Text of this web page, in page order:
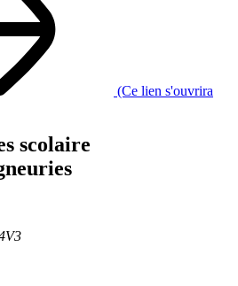
(Ce lien s'ouvrira
scolaire